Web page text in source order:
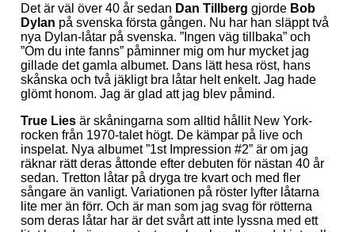
Det är väl över 40 år sedan Dan Tillberg gjorde Bob
Dylan på svenska första gången. Nu har han släppt två
nya Dylan-låtar på svenska. ”Ingen väg tillbaka” och
”Om du inte fanns” påminner mig om hur mycket jag
gillade det gamla albumet. Dans lätt hesa röst, hans
skånska och två jäkligt bra låtar helt enkelt. Jag hade
glömt honom. Jag är glad att jag blev påmind.
True Liesär skåningarna som alltid hållit New York-
rocken från 1970-talet högt. De kämpar på live och
inspelat. Nya albumet ”1st Impression #2” är om jag
räknar rätt deras åttonde efter debuten för nästan 40 år
sedan. Tretton låtar på dryga tre kvart och med fler
sångare än vanligt. Variationen på röster lyfter låtarna
lite mer än förr. Och är man som jag svag för rötterna
som deras låtar har är det svårt att inte lyssna med ett